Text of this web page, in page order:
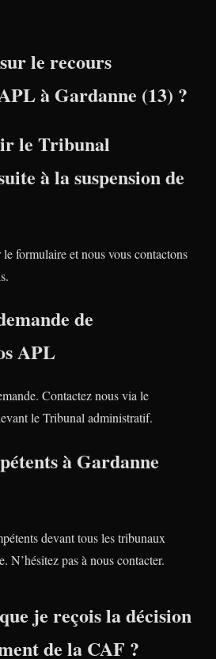
le recours
à Gardanne (13) ?
le Tribunal
à la suspension de
formulaire et nous vous contactons
de
APL
Contactez nous via le
le Tribunal administratif.
à Gardanne
devant tous les tribunaux
N’hésitez pas à nous contacter.
je reçois la décision
de la CAF ?